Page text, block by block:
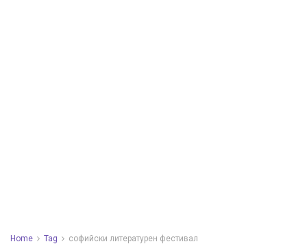
Home Tag софийски литературен фестивал